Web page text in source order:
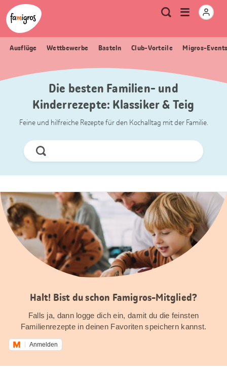
Sprungmarken
Navigation
Header
Logo
Meta
Navigation
Suche
Menu
öffnen
Ausflüge Wettbewerbe Basteln Club-Vorteile Migros-
Die besten Familien- und
Kinderrezepte: Klassiker & Teig
Feine und hilfreiche Rezepte für den Kochalltag mit der Familie.
Jetzt
Suchen
Halt! Bist du schon Famigros-Mitglied?
Falls ja, dann logge dich ein, damit du die feinsten
Familienrezepte in deinen Favoriten speichern kannst.
Anmelden